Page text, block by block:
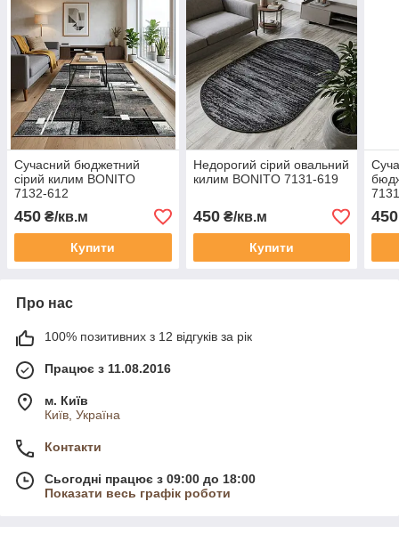
Сучасний бюджетний
сірий килим BONITO
7132-612
450 ₴/кв.м
Купити
Недорогий сірий овальний
килим BONITO 7131-619
450₴/кв.м
Купити
450
Про нас
100% позитивних з 12 відгуків за рік
Працює з 11.08.2016
м. Київ
Київ, Україна
Контакти
Сьогодні працює з 09:00 до 18:00
Показати весь графік роботи